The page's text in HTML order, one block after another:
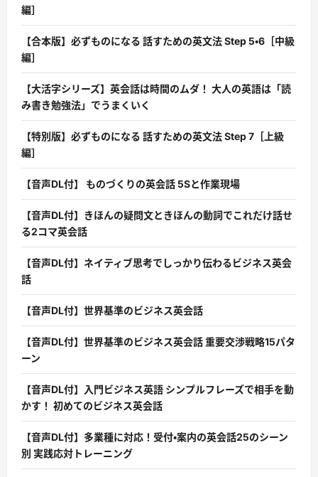
編］
【合本版】必ずものになる 話すための英文法 Step 5・6［中級
編］
【大活字シリーズ】英会話は時間のムダ！ 大人の英語は「読
み書き勉強法」でうまくいく
【特別版】必ずものになる 話すための英文法 Step 7［上級
編］
【音声DL付】 ものづくりの英会話 5Sと作業現場
【音声DL付】きほんの疑問文ときほんの動詞でこれだけ話せ
る2コマ英会話
【音声DL付】ネイティブ思考でしっかり伝わるビジネス英会
話
【音声DL付】世界基準のビジネス英会話
【音声DL付】世界基準のビジネス英会話 重要交渉戦略15パタ
ーン
【音声DL付】入門ビジネス英語 シンプルフレーズで相手を動
かす！ 初めてのビジネス英会話
【音声DL付】多業種に対応！受付・案内の英会話25のシーン
別 実践応対トレーニング